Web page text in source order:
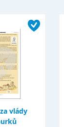
vlády